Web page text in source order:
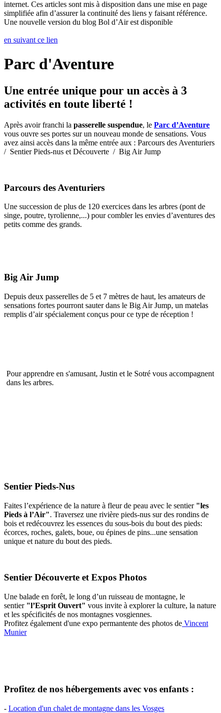
internet. Ces articles sont mis à disposition dans une mise en page
simplifiée afin d’assurer la continuité des liens y faisant référence.
Une nouvelle version du blog Bol d’Air est disponible
en suivant ce lien
Parc d'Aventure
Une entrée unique pour un accès à 3
activités en toute liberté !
Après avoir franchi la passerelle suspendue, le Parc d’Aventure
vous ouvre ses portes sur un nouveau monde de sensations. Vous
avez ainsi accès dans la même entrée aux : Parcours des Aventuriers
/ Sentier Pieds-nus et Découverte / Big Air Jump
Parcours des Aventuriers
Une succession de plus de 120 exercices dans les arbres (pont de
singe, poutre, tyrolienne,...) pour combler les envies d’aventures des
petits comme des grands.
Big Air Jump
Depuis deux passerelles de 5 et 7 mètres de haut, les amateurs de
sensations fortes pourront sauter dans le Big Air Jump, un matelas
remplis d’air spécialement conçus pour ce type de réception !
Pour apprendre en s'amusant, Justin et le Sotré vous accompagnent
dans les arbres.
Sentier Pieds-Nus
Faites l’expérience de la nature à fleur de peau avec le sentier "les
Pieds à l’Air". Traversez une rivière pieds-nus sur des rondins de
bois et redécouvrez les essences du sous-bois du bout des pieds:
écorces, roches, galets, boue, ou épines de pins...une sensation
unique et nature du bout des pieds.
Sentier Découverte et Expos Photos
Une balade en forêt, le long d’un ruisseau de montagne, le
sentier "l’Esprit Ouvert" vous invite à explorer la culture, la nature
et les spécificités de nos montagnes vosgiennes.
Profitez également d'une expo permantente des photos de Vincent
Munier
Profitez de nos hébergements avec vos enfants :
- Location d'un chalet de montagne dans les Vosges